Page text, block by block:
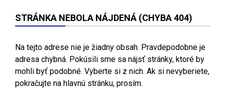
STRÁNKA NEBOLA NÁJDENÁ (CHYBA 404)
Na tejto adrese nie je žiadny obsah. Pravdepodobne je
adresa chybná. Pokúsili sme sa nájsť stránky, ktoré by
mohli byť podobné. Vyberte si z nich. Ak si nevyberiete,
pokračujte na hlavnú stránku, prosím.